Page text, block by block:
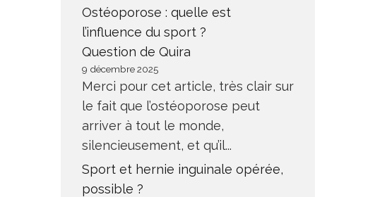
Ostéoporose : quelle est
l’influence du sport ?
Question de Quira
9 décembre 2025
Merci pour cet article, très clair sur
le fait que l’ostéoporose peut
arriver à tout le monde,
silencieusement, et qu’il...
Sport et hernie inguinale opérée,
possible ?